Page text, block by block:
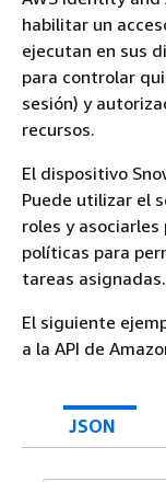
habilitar un
ejecutan en sus
para controlar
sesión) y
recursos.
El dispositivo
Puede utilizar el
roles y
políticas para
tareas asignadas.
El siguiente
a la API de
JSON